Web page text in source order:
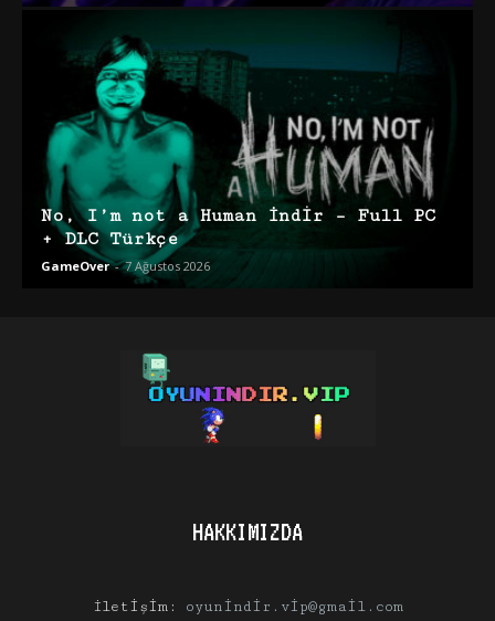
No, I’m not a Human İndir – Full PC
+ DLC Türkçe
GameOver - 7 Ağustos 2026
HAKKIMIZDA
İletişim: oyunindir.vip@gmail.com